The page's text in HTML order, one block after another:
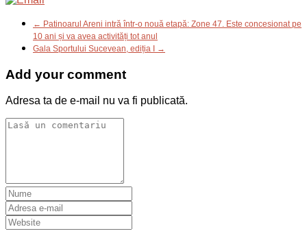
← Patinoarul Areni intră într-o nouă etapă: Zone 47. Este concesionat pe
10 ani și va avea activități tot anul
Gala Sportului Sucevean, ediția I →
Add your comment
Adresa ta de e-mail nu va fi publicată.